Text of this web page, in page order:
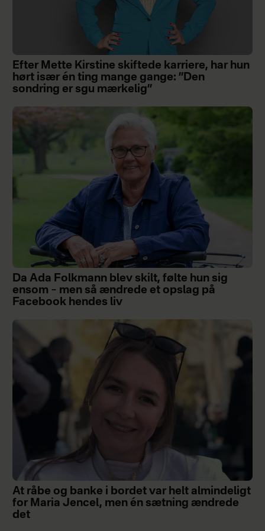
Efter Mette Kirstine skiftede karriere, har hun
hørt især én ting mange gange: ”Den
sondring er sgu mærkelig”
Da Ada Folkmann blev skilt, følte hun sig
ensom – men så ændrede et opslag på
Facebook hendes liv
At råbe og banke i bordet var helt almindeligt
for Maria Jencel, men én sætning ændrede
det